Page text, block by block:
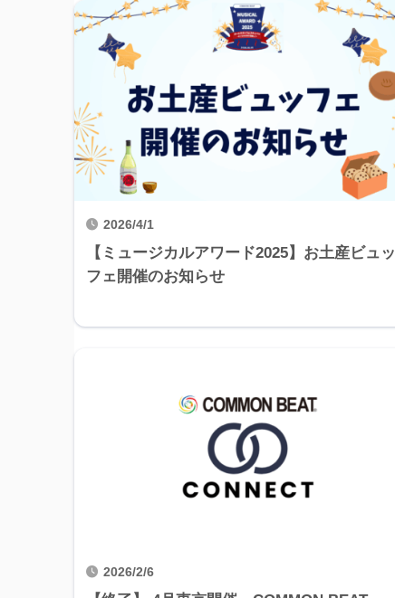
2026/4/1
【ミュージカルアワード2025】お土産ビュッ
フェ開催のお知らせ
2026/2/6